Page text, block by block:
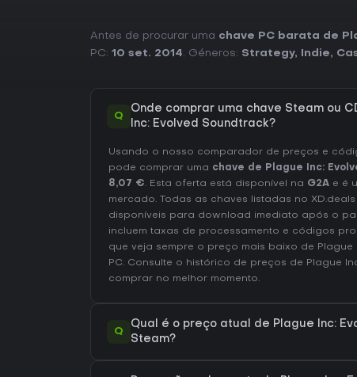
Antes de procurar uma chave PC barata de
PC: 10 set. 2014. Géneros: Strategy, Indie,
Q
Onde comprar uma chave Steam ou
Inc: Evolved Soundtrack?
Usando o nosso comparador de preços e
pode comprar uma chave de Plague Inc:
8,07 €. Esta oferta está disponível na G2A e é
mercado. Todas as chaves listadas no
disponíveis para download imediato após o
incluem taxas de processamento e códigos
que veja sempre o preço mais baixo de Plague
PC. Consulte o histórico de preços de Plague
comprar no melhor momento.
Q
Qual é o preço atual de Plague Inc:
Steam?